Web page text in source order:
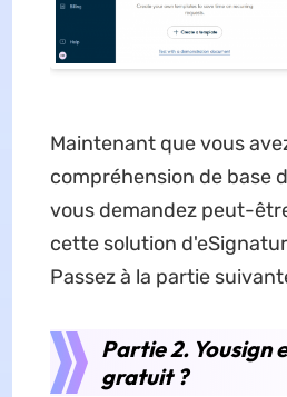
Maintenant que vous
compréhension de base
vous demandez peut-
cette solution
Passez à la partie
Partie 2. Yousign
gratuit ?